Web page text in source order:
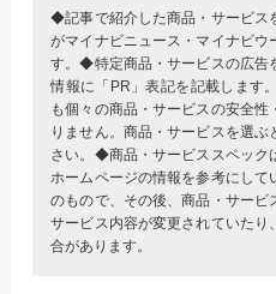
◆記事で紹介した商品・サービス
がマイナビニュース・マイナビウ
す。◆特定商品・サービスの広告
情報に「PR」表記を記載します
も個々の商品・サービスの安全
りません。商品・サービスを選
さい。◆商品・サービススペック
ホームページの情報を参考にし
のもので、その後、商品・サー
サービス内容が変更されていた
合があります。